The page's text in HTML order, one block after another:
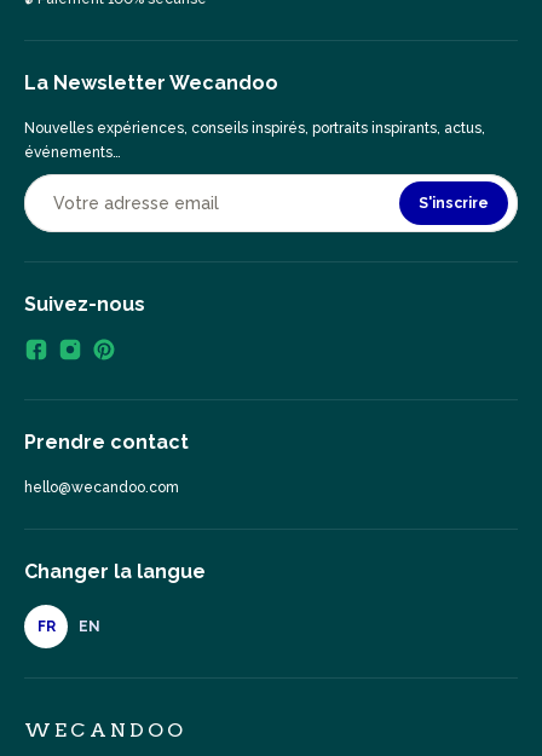
La Newsletter Wecandoo
Nouvelles expériences, conseils inspirés, portraits inspirants, actus,
événements…
S'inscrire
Suivez-nous
Prendre contact
hello@wecandoo.com
Changer la langue
FR EN
WECANDOO